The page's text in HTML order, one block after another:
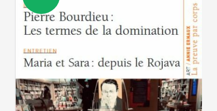
être
choisies
page
produit